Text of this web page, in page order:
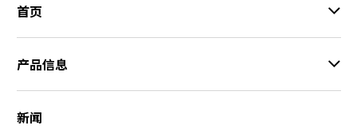
首页
产品信息
新闻